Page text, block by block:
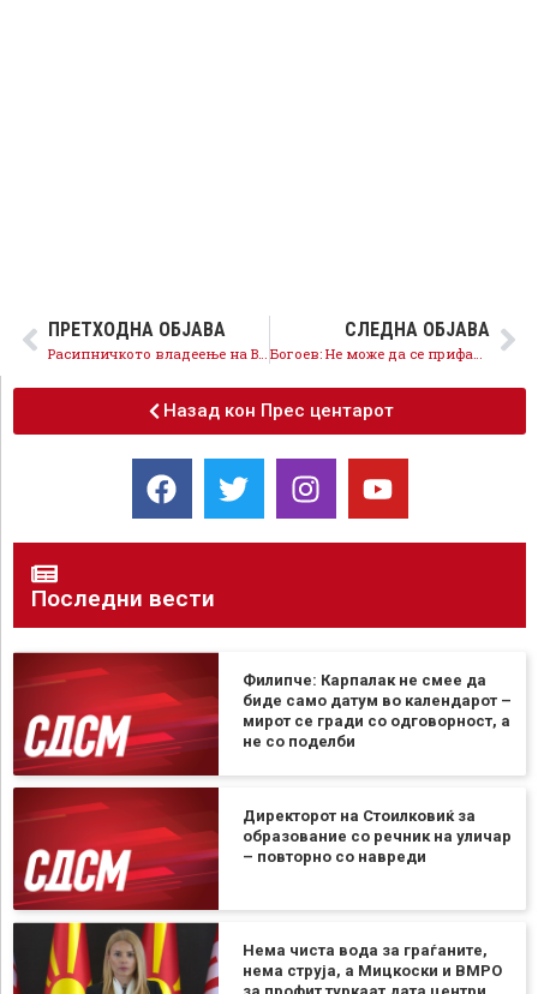
ПРЕТХОДНА ОБЈАВА
Расипничкото владеење на ВМРО-ДПМНЕ ја загрози и исплатата на плати во АРМ, Владата обезбеди сигурни плати
СЛЕДНА ОБЈАВА
Богоев: Не може да се прифати амандман со кој парите ќе одат во џебот на Јакимовски, наместо кај граѓаните
Назад кон Прес центарот
Последни вести
Филипче: Карпалак не смее да
биде само датум во календарот –
мирот се гради со одговорност, а
не со поделби
Директорот на Стоилковиќ за
образование со речник на уличар
– повторно со навреди
Нема чиста вода за граѓаните,
нема струја, а Мицкоски и ВМРО